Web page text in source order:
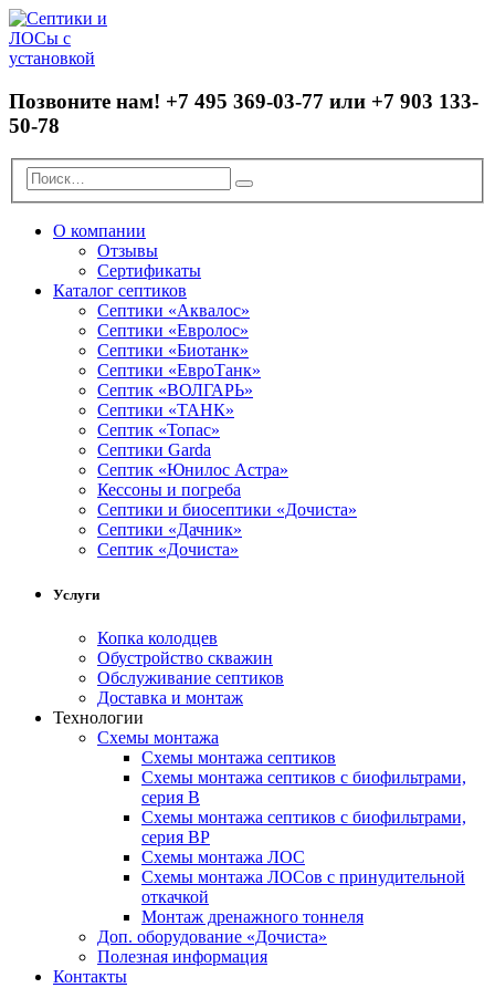
Позвоните нам! +7 495 369-03-77 или +7 903 133-
50-78
О компании
Отзывы
Сертификаты
Каталог септиков
Септики «Аквалос»
Септики «Евролос»
Септики «Биотанк»
Септики «ЕвроТанк»
Септик «ВОЛГАРЬ»
Септики «ТАНК»
Септик «Топас»
Септики Garda
Септик «Юнилос Астра»
Кессоны и погреба
Cептики и биосептики «Дочиста»
Септики «Дачник»
Септик «Дочиста»
Услуги
Копка колодцев
Обустройство скважин
Обслуживание септиков
Доставка и монтаж
Технологии
Схемы монтажа
Схемы монтажа септиков
Схемы монтажа септиков с биофильтрами,
серия В
Схемы монтажа септиков с биофильтрами,
серия BP
Схемы монтажа ЛОС
Схемы монтажа ЛОСов с принудительной
откачкой
Монтаж дренажного тоннеля
Доп. оборудование «Дочиста»
Полезная информация
Контакты